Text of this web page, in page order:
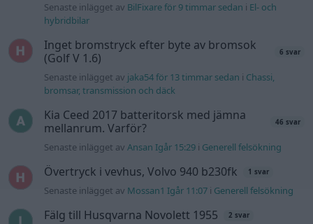
Senaste inlägget av BilFixare för 9 timmar sedan i El- och
hybridbilar
Inget bromstryck efter byte av bromsok
(Golf V 1.6)
6 svar
Senaste inlägget av jaka54 för 13 timmar sedan i Chassi,
bromsar, transmission och däck
Kia Ceed 2017 batteritorsk med jämna
mellanrum. Varför?
46 svar
Senaste inlägget avAnsan Igår 15:29 i Generell felsökning
Övertryck i vevhus, Volvo 940 b230fk 1 svar
Senaste inlägget av Mossan1 Igår 11:07 i Generell felsökning
Fälg till Husqvarna Novolett 1955 2 svar